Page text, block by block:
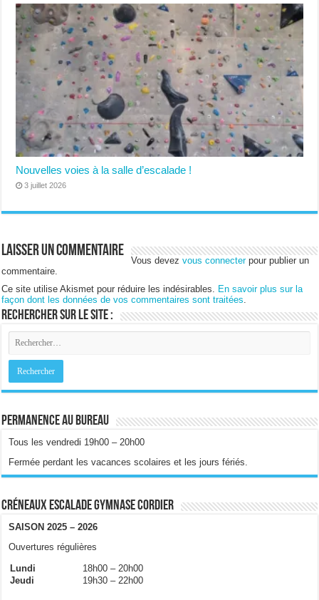
Nouvelles voies à la salle d’escalade !
3 juillet 2026
Laisser un commentaire
Vous devezvous connecterpour publier un
commentaire.
Ce site utilise Akismet pour réduire les indésirables.
En savoir plus sur la
façon dont les données de vos commentaires sont traitées
Rechercher sur le site :
Permanence au bureau
Tous les vendredi 19h00 – 20h00
Fermée perdant les vacances scolaires et les jours fériés.
Créneaux escalade gymnase Cordier
SAISON 2025 – 2026
Ouvertures régulières
Lundi
18h00 – 20h00
Jeudi
19h30 – 22h00